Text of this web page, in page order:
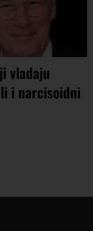
vladaju
i narcisoidni